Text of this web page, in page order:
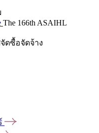
The 166th ASAIHL
ดซื้อจัดจ้าง